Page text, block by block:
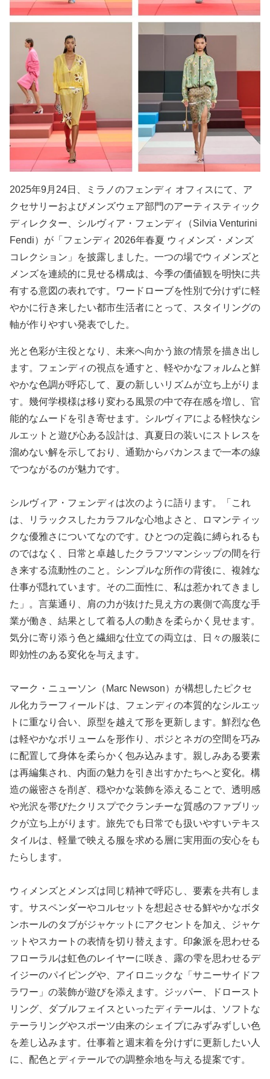
2025年9月24日、ミラノのフェンディ オフィスにて、ア
クセサリーおよびメンズウェア部門のアーティスティック
ディレクター、シルヴィア・フェンディ（Silvia Venturini
Fendi）が「フェンディ 2026年春夏 ウィメンズ・メンズ
コレクション」を披露しました。一つの場でウィメンズと
メンズを連続的に見せる構成は、今季の価値観を明快に共
有する意図の表れです。ワードローブを性別で分けずに軽
やかに行き来したい都市生活者にとって、スタイリングの
軸が作りやすい発表でした。
光と色彩が主役となり、未来へ向かう旅の情景を描き出し
ます。フェンディの視点を通すと、軽やかなフォルムと鮮
やかな色調が呼応して、夏の新しいリズムが立ち上がりま
す。幾何学模様は移り変わる風景の中で存在感を増し、官
能的なムードを引き寄せます。シルヴィアによる軽快なシ
ルエットと遊び心ある設計は、真夏日の装いにストレスを
溜めない解を示しており、通勤からバカンスまで一本の線
でつながるのが魅力です。
シルヴィア・フェンディは次のように語ります。「これ
は、リラックスしたカラフルな心地よさと、ロマンティッ
クな優雅さについてなのです。ひとつの定義に縛られるも
のではなく、日常と卓越したクラフツマンシップの間を行
き来する流動性のこと。シンプルな所作の背後に、複雑な
仕事が隠れています。その二面性に、私は惹かれてきまし
た」。言葉通り、肩の力が抜けた見え方の裏側で高度な手
業が働き、結果として着る人の動きを柔らかく見せます。
気分に寄り添う色と繊細な仕立ての両立は、日々の服装に
即効性のある変化を与えます。
マーク・ニューソン（Marc Newson）が構想したピクセ
ル化カラーフィールドは、フェンディの本質的なシルエッ
トに重なり合い、原型を越えて形を更新します。鮮烈な色
は軽やかなボリュームを形作り、ポジとネガの空間を巧み
に配置して身体を柔らかく包み込みます。親しみある要素
は再編集され、内面の魅力を引き出すかたちへと変化。構
造の厳密さを削ぎ、穏やかな装飾を添えることで、透明感
や光沢を帯びたクリスプでクランチーな質感のファブリッ
クが立ち上がります。旅先でも日常でも扱いやすいテキス
タイルは、軽量で映える服を求める層に実用面の安心をも
たらします。
ウィメンズとメンズは同じ精神で呼応し、要素を共有しま
す。サスペンダーやコルセットを想起させる鮮やかなボタ
ンホールのタブがジャケットにアクセントを加え、ジャケ
ットやスカートの表情を切り替えます。印象派を思わせる
フローラルは虹色のレイヤーに咲き、露の雫を思わせるデ
イジーのパイピングや、アイロニックな「サニーサイドフ
ラワー」の装飾が遊びを添えます。ジッパー、ドロースト
リング、ダブルフェイスといったディテールは、ソフトな
テーラリングやスポーツ由来のシェイプにみずみずしい色
を差し込みます。仕事着と週末着を分けずに更新したい人
に、配色とディテールでの調整余地を与える提案です。